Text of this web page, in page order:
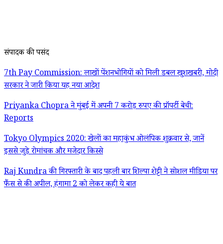
संपादक की पसंद
7th Pay Commission: लाखों पेंशनभोगियों को मिली डबल खुशखबरी, मोदी
सरकार ने जारी किया यह नया आदेश
Priyanka Chopra ने मुंबई में अपनी 7 करोड़ रुपए की प्रॉपर्टी बेची:
Reports
Tokyo Olympics 2020: खेलों का महाकुंभ ओलंपिक शुक्रवार से, जानें
इससे जुड़े रोमांचक और मजेदार किस्से
Raj Kundra की गिरफ्तारी के बाद पहली बार शिल्पा शेट्टी ने सोशल मीडिया पर
फैंस से की अपील, हंगामा 2 को लेकर कही ये बात